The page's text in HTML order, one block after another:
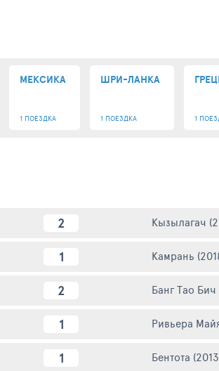
МЕКСИКА
1 ПОЕЗДКА
ШРИ-ЛАНКА
1 ПОЕЗДКА 1
2 Кызылагач
1 Камрань
2 Банг Тао Бич
1 Ривьера
1 Бентота